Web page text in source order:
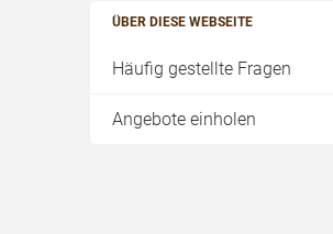
ÜBER DIESE WEBSEITE
Häufig gestellte Fragen
Angebote einholen